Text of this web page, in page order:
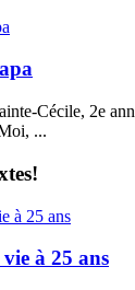
Cécile, 2e
...
à 25 ans